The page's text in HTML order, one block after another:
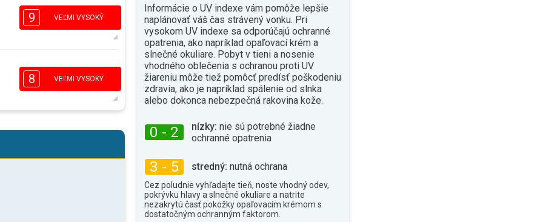
4
16:00
2
1
18:00
39°
9 VEĽMI VYSOKÝ
5
16:00
2
1
18:00
34°
8 VEĽMI VYSOKÝ
4
Informácie o UV indexe vám pomôže lepšie
naplánovať váš čas strávený vonku. Pri
vysokom UV indexe sa odporúčajú ochranné
opatrenia, ako napríklad opaľovací krém a
slnečné okuliare. Pobyt v tieni a nosenie
vhodného oblečenia s ochranou proti UV
žiareniu môže tiež pomôcť predísť poškodeniu
zdravia, ako je napríklad spálenie od slnka
alebo dokonca nebezpečná rakovina kože.
0 - 2 nízky: nie sú potrebné žiadne
ochranné opatrenia
3 - 5 stredný: nutná ochrana
Cez poludnie vyhľadajte tieň, noste vhodný odev,
pokrývku hlavy a slnečné okuliare a natrite
nezakrytú časť pokožky opaľovacím krémom s
dostatočným ochranným faktorom.